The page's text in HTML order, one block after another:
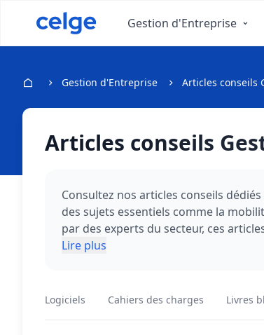
Gestion d'Entreprise
Gestion d'Entreprise Articles conseils
Articles conseils
Consultez nos articles conseils
des sujets essentiels comme la
par des experts du secteur, ces
investissement de votre solution.
Lire plus
Logiciels Cahiers des charges Livres